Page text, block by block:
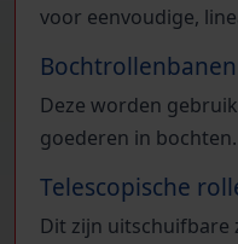
voor eenvoudige,
Bochtrollenbanen
Deze worden
goederen in bochten.
Telescopische
Dit zijn